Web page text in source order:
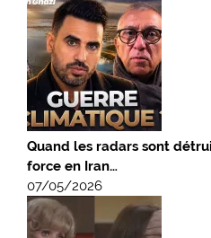
Quand les radars sont
force en Iran…
07/05/2026